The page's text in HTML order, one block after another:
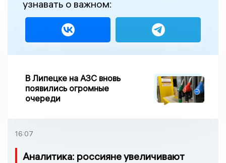
узнавать о важном:
В Липецке на АЗС вновь
появились огромные
очереди
16:07
Аналитика: россияне увеличивают